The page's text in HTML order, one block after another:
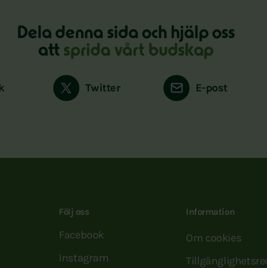
Dela denna sida och hjälp oss
att sprida vårt budskap
Twitter E-post
Följ oss
Facebook
Instagram
Information
Om cookies